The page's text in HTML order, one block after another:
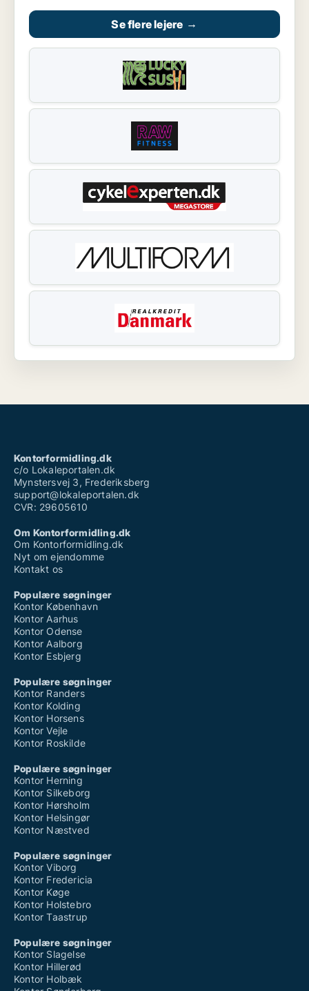
Se flere lejere →
Kontorformidling.dk
c/o Lokaleportalen.dk
Mynstersvej 3, Frederiksberg
support@lokaleportalen.dk
CVR: 29605610
Om Kontorformidling.dk
Om Kontorformidling.dk
Nyt om ejendomme
Kontakt os
Populære søgninger
Kontor København
Kontor Aarhus
Kontor Odense
Kontor Aalborg
Kontor Esbjerg
Populære søgninger
Kontor Randers
Kontor Kolding
Kontor Horsens
Kontor Vejle
Kontor Roskilde
Populære søgninger
Kontor Herning
Kontor Silkeborg
Kontor Hørsholm
Kontor Helsingør
Kontor Næstved
Populære søgninger
Kontor Viborg
Kontor Fredericia
Kontor Køge
Kontor Holstebro
Kontor Taastrup
Populære søgninger
Kontor Slagelse
Kontor Hillerød
Kontor Holbæk